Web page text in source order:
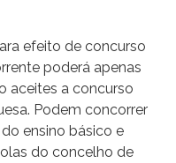
efeito de concurso
poderá apenas
aceites a concurso
Podem concorrer
ensino básico e
do concelho de